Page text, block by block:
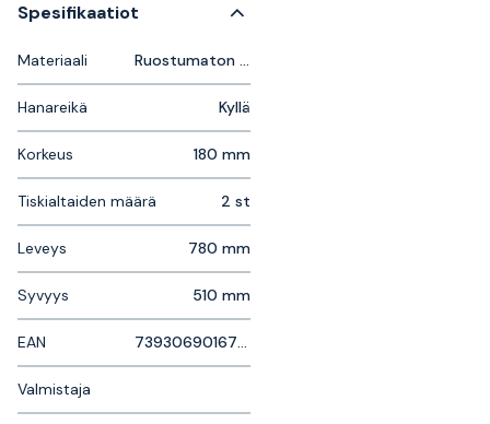
Spesifikaatiot
Materiaali
Hanareikä Kyllä
Korkeus 180 mm
Tiskialtaiden määrä 2 st
Leveys 780 mm
Syvyys 510 mm
EAN
Valmistaja